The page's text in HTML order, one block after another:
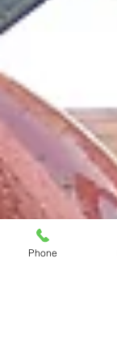
Phone